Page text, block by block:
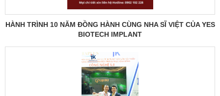
HÀNH TRÌNH 10 NĂM ĐỒNG HÀNH CÙNG NHA SĨ VIỆT CỦA YES
BIOTECH IMPLANT